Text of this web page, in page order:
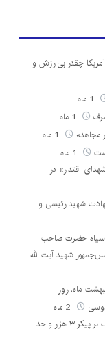
چقدر بی‌ارزش و
مجاهد»
اقتدار» در
شهید رئیسی و
سپاه حضرت صاحب
شهید آیت الله
خامنه‌ای به مناسبت ۲۵ اردیبهشت ماه، روز
از سنگر دفاع تا میدان سازندگی؛ ترمیم زخم‌های جنگ بر پیکر ۳ هزار واحد